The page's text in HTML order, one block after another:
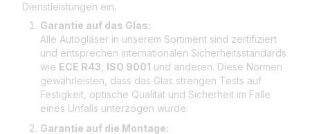
Dienstleistungen ein.
Garantie auf das Glas:
Alle Autogläser in unserem Sortiment sind zertifiziert
und entsprechen internationalen Sicherheitsstandards
wie ECE R43 ISO 9001 und anderen. Diese Normen
gewährleisten, dass das Glas strengen Tests auf
Festigkeit, optische Qualität und Sicherheit im Falle
eines Unfalls unterzogen wurde.
Garantie auf die Montage: